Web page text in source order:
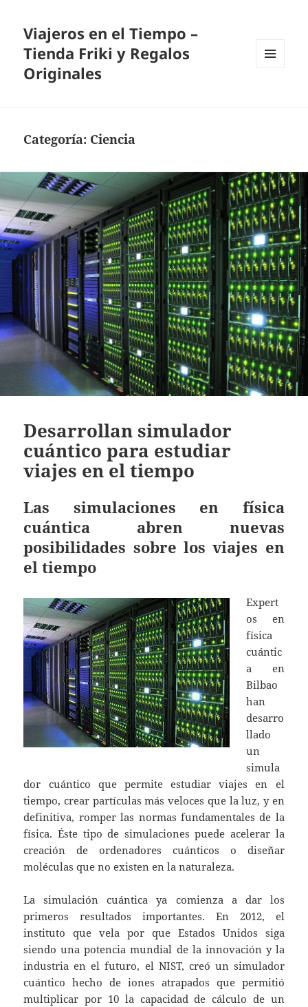
Viajeros en el Tiempo –
Tienda Friki y Regalos
Originales
Categoría: Ciencia
Desarrollan simulador
cuántico para estudiar
viajes en el tiempo
Las simulaciones en física
cuántica abren nuevas
posibilidades sobre los viajes en
el tiempo
Expert
os en
física
cuántic
a en
Bilbao
han
desarro
llado
un
simula
dor cuántico que permite estudiar viajes en el
tiempo, crear partículas más veloces que la luz, y en
definitiva, romper las normas fundamentales de la
física. Éste tipo de simulaciones puede acelerar la
creación de ordenadores cuánticos o diseñar
moléculas que no existen en la naturaleza.
La simulación cuántica ya comienza a dar los
primeros resultados importantes. En 2012, el
instituto que vela por que Estados Unidos siga
siendo una potencia mundial de la innovación y la
industria en el futuro, el NIST, creó un simulador
cuántico hecho de iones atrapados que permitió
multiplicar por 10 la capacidad de cálculo de un